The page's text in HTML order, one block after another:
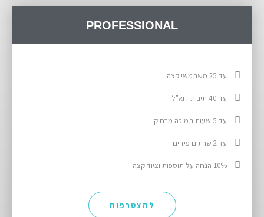
PROFESSIONAL
עד 25 משתמשי קצה
עד 40 תיבות דוא"ל
עד 5 שעות תמיכה מרחוק
עד 2 שרתים פיזיים
10% הנחה על תוספות וציוד קצה
להצטרפות